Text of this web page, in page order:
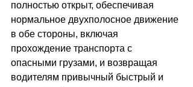
полностью открыт, обеспечивая
нормальное двухполосное движение
в обе стороны, включая
прохождение транспорта с
опасными грузами, и возвращая
водителям привычный быстрый и